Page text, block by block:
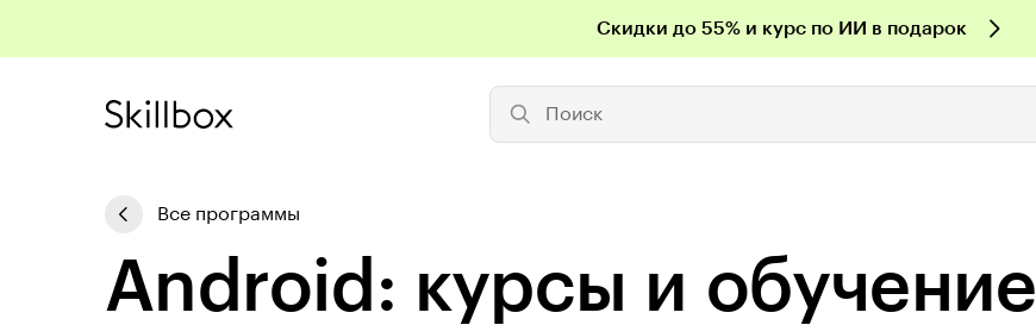
Скидки до 55% и курс по ИИ в подарок
Поиск
Все программы
Android: курсы и обучение